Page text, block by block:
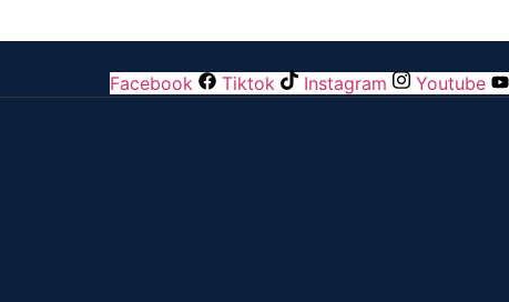
Facebook Tiktok Instagram Youtube